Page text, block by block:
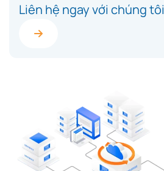
Liên hệ ngay với chúng tôi